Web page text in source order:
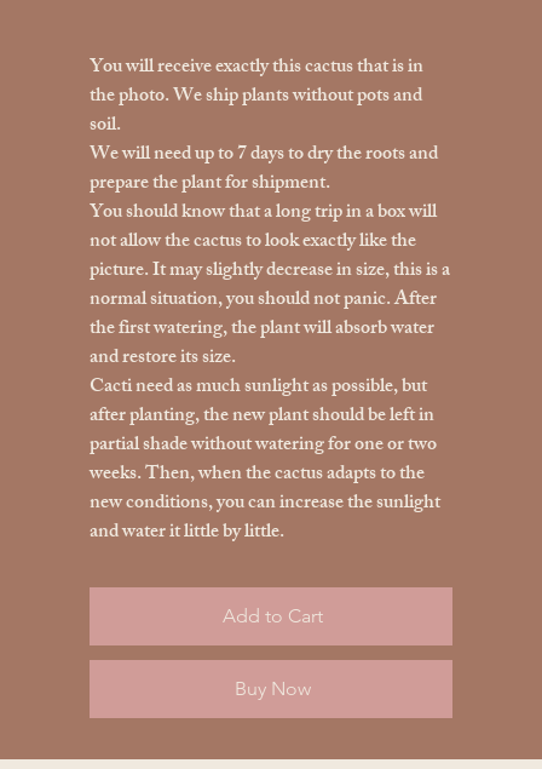
You will receive exactly this cactus that is in
the photo. We ship plants without pots and
soil.
We will need up to 7 days to dry the roots and
prepare the plant for shipment.
You should know that a long trip in a box will
not allow the cactus to look exactly like the
picture. It may slightly decrease in size, this is a
normal situation, you should not panic. After
the first watering, the plant will absorb water
and restore its size.
Cacti need as much sunlight as possible, but
after planting, the new plant should be left in
partial shade without watering for one or two
weeks. Then, when the cactus adapts to the
new conditions, you can increase the sunlight
and water it little by little.
Add to Cart
Buy Now